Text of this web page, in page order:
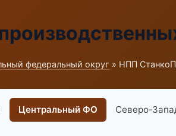
федеральный округ » НПП
Центральный ФО Северо-